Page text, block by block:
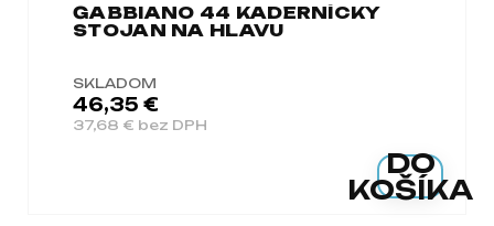
GABBIANO 44 KADERNÍCKY
STOJAN NA HLAVU
SKLADOM
37,68 € bez DPH
46,35 €
DO
KOŠÍKA